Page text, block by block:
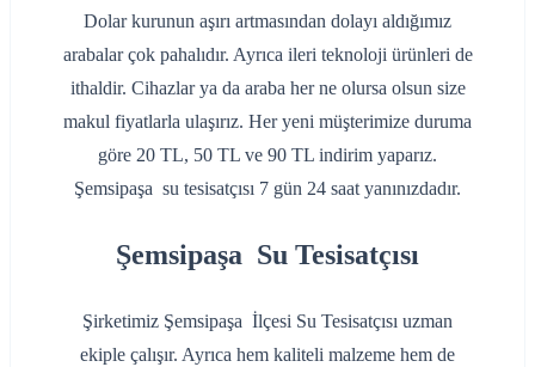
Dolar kurunun aşırı artmasından dolayı aldığımız
arabalar çok pahalıdır. Ayrıca ileri teknoloji ürünleri de
ithaldir. Cihazlar ya da araba her ne olursa olsun size
makul fiyatlarla ulaşırız. Her yeni müşterimize duruma
göre 20 TL, 50 TL ve 90 TL indirim yaparız.
Şemsipaşa su tesisatçısı 7 gün 24 saat yanınızdadır.
Şemsipaşa Su Tesisatçısı
Şirketimiz Şemsipaşa İlçesi Su Tesisatçısı uzman
ekiple çalışır. Ayrıca hem kaliteli malzeme hem de